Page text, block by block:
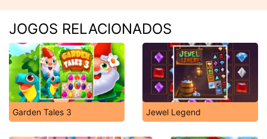
JOGOS RELACIONADOS
Garden Tales 3 Jewel Legend